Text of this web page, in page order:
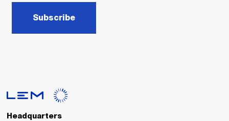
Subscribe
Headquarters